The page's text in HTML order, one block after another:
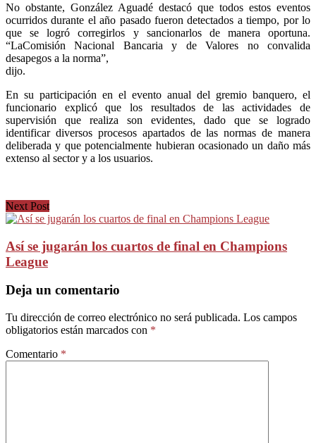
No obstante, González Aguadé destacó que todos estos eventos
ocurridos durante el año pasado fueron detectados a tiempo, por lo
que se logró corregirlos y sancionarlos de manera oportuna.
“LaComisión Nacional Bancaria y de Valores no convalida
desapegos a la norma”,
dijo.
En su participación en el evento anual del gremio banquero, el
funcionario explicó que los resultados de las actividades de
supervisión que realiza son evidentes, dado que se logrado
identificar diversos procesos apartados de las normas de manera
deliberada y que potencialmente hubieran ocasionado un daño más
extenso al sector y a los usuarios.
Next Post
Así se jugarán los cuartos de final en Champions
League
Deja un comentario
Tu dirección de correo electrónico no será publicada. Los campos
obligatorios están marcados con *
Comentario *